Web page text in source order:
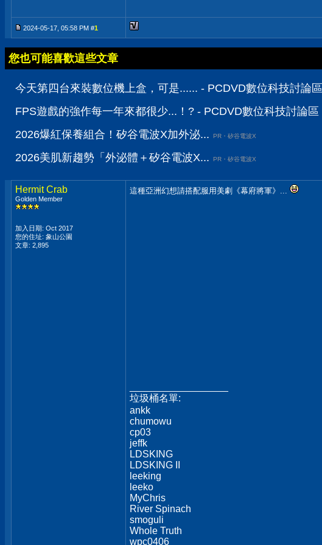
2024-05-17, 05:58 PM #1
您也可能喜歡這些文章
今天第四台來裝數位機上盒，可是...... - PCDVD數位科技討論區
FPS遊戲的強作每一年來都很少...！? - PCDVD數位科技討論區
2026爆紅保養組合！矽谷電波X加外泌...
PR・矽谷電波X
2026美肌新趨勢「外泌體＋矽谷電波X... PR・矽谷電波X
Hermit Crab
Golden Member
加入日期: Oct 2017
您的住址: 象山公園
文章: 2,895
這種亞洲幻想請搭配服用美劇《幕府將軍》...
垃圾桶名單:
ankk
chumowu
cp03
jeffk
LDSKING
LDSKING II
leeking
leeko
MyChris
River Spinach
smoguli
Whole Truth
wpc0406